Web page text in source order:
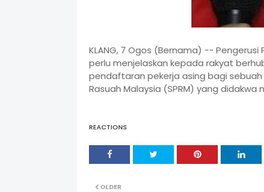
KLANG, 7 Ogos (Bernama) -- Pengerusi
perlu menjelaskan kepada rakyat
pendaftaran pekerja asing bagi
Rasuah Malaysia (SPRM) yang
REACTIONS
OLDER